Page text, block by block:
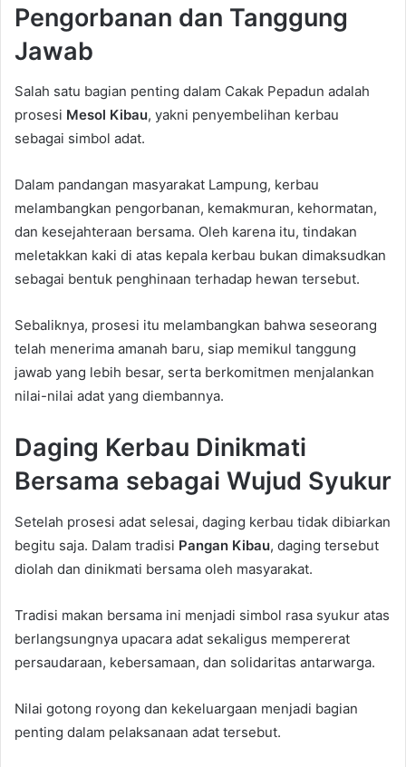
Pengorbanan dan Tanggung
Jawab
Salah satu bagian penting dalam Cakak Pepadun adalah
prosesi Mesol Kibau, yakni penyembelihan kerbau
sebagai simbol adat.
Dalam pandangan masyarakat Lampung, kerbau
melambangkan pengorbanan, kemakmuran, kehormatan,
dan kesejahteraan bersama. Oleh karena itu, tindakan
meletakkan kaki di atas kepala kerbau bukan dimaksudkan
sebagai bentuk penghinaan terhadap hewan tersebut.
Sebaliknya, prosesi itu melambangkan bahwa seseorang
telah menerima amanah baru, siap memikul tanggung
jawab yang lebih besar, serta berkomitmen menjalankan
nilai-nilai adat yang diembannya.
Daging Kerbau Dinikmati
Bersama sebagai Wujud Syukur
Setelah prosesi adat selesai, daging kerbau tidak dibiarkan
begitu saja. Dalam tradisi Pangan Kibau, daging tersebut
diolah dan dinikmati bersama oleh masyarakat.
Tradisi makan bersama ini menjadi simbol rasa syukur atas
berlangsungnya upacara adat sekaligus mempererat
persaudaraan, kebersamaan, dan solidaritas antarwarga.
Nilai gotong royong dan kekeluargaan menjadi bagian
penting dalam pelaksanaan adat tersebut.